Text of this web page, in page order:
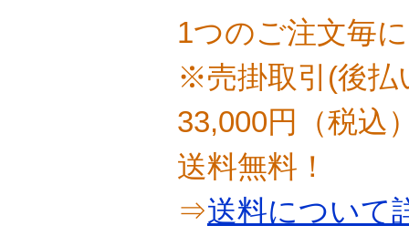
1つのご注文毎に
※売掛取引(後払
33,000円（税込
送料無料！
⇒送料について